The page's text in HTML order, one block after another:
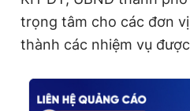
trọng tâm cho các đơn
thành các nhiệm vụ